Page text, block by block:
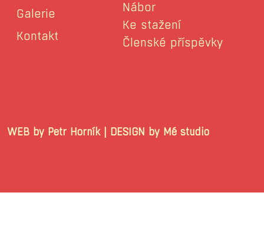
Galerie
Kontakt
Nábor
Ke stažení
Členské příspěvky
WEB by Petr Horník | DESIGN by Mé